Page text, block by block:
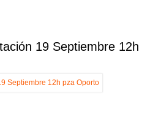
19 Septiembre 12h